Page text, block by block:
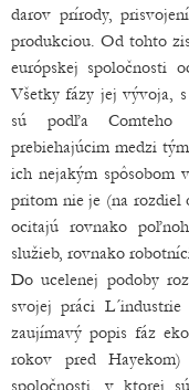
darov prírody,
produkciou. Od tohto
európskej spoločnosti
Všetky fázy jej vývoja,
sú podľa Comteho
prebiehajúcim medzi
ich nejakým spôsobom
pritom nie je (na rozdiel
ocitajú rovnako
služieb, rovnako
Do ucelenej podoby
svojej práci
zaujímavý popis fáz
rokov pred
spoločnosti, v ktorej